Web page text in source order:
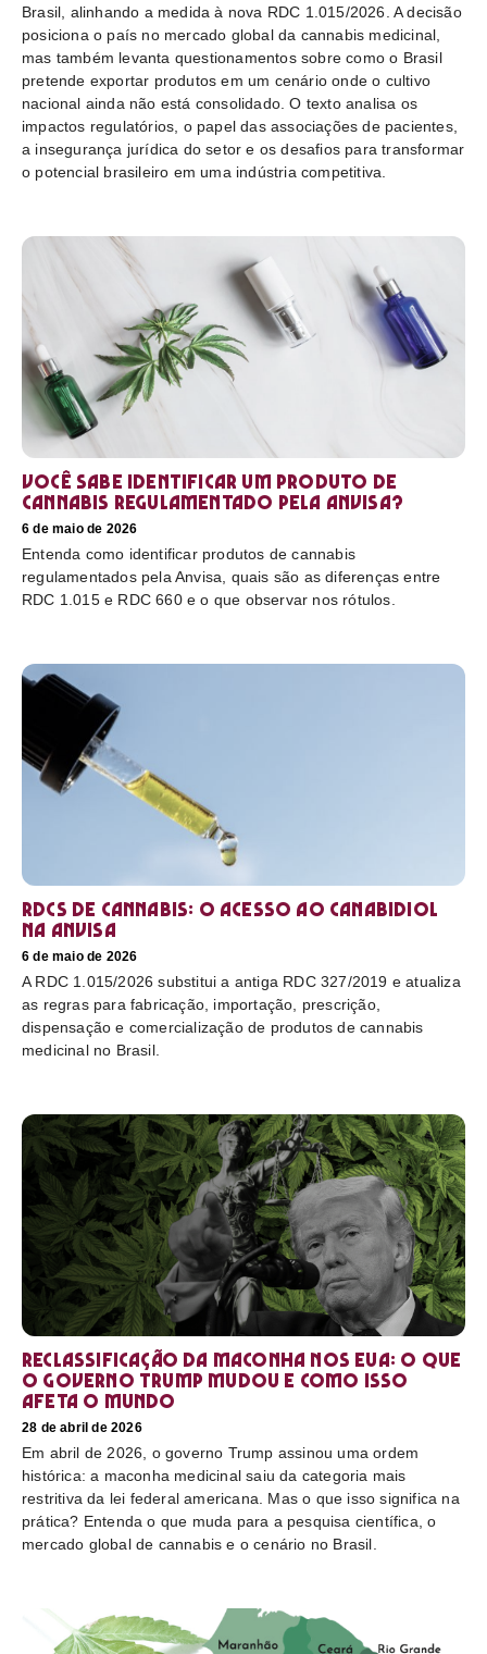
Brasil, alinhando a medida à nova RDC 1.015/2026. A decisão
posiciona o país no mercado global da cannabis medicinal,
mas também levanta questionamentos sobre como o Brasil
pretende exportar produtos em um cenário onde o cultivo
nacional ainda não está consolidado. O texto analisa os
impactos regulatórios, o papel das associações de pacientes,
a insegurança jurídica do setor e os desafios para transformar
o potencial brasileiro em uma indústria competitiva.
Você sabe identificar um produto de
cannabis regulamentado pela Anvisa?
6 de maio de 2026
Entenda como identificar produtos de cannabis
regulamentados pela Anvisa, quais são as diferenças entre
RDC 1.015 e RDC 660 e o que observar nos rótulos.
RDCs de cannabis: o acesso ao canabidiol
na Anvisa
6 de maio de 2026
A RDC 1.015/2026 substitui a antiga RDC 327/2019 e atualiza
as regras para fabricação, importação, prescrição,
dispensação e comercialização de produtos de cannabis
medicinal no Brasil.
Reclassificação da maconha nos EUA: o que
o governo Trump mudou e como isso
afeta o mundo
28 de abril de 2026
Em abril de 2026, o governo Trump assinou uma ordem
histórica: a maconha medicinal saiu da categoria mais
restritiva da lei federal americana. Mas o que isso significa na
prática? Entenda o que muda para a pesquisa científica, o
mercado global de cannabis e o cenário no Brasil.